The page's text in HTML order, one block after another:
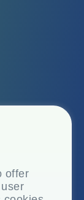
offer
Bapat